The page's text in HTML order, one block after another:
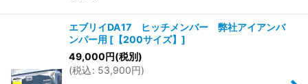
エブリイDA17 ヒッチメンバー 弊社アイアンバ
ンパー用 [ 【200サイズ】 ]
49,000円(税別)
(税込: 53,900円)